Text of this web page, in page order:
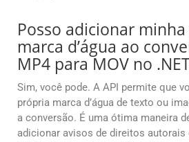
Posso adicionar
marca d’água ao
MP4 para MOV no
Sim, você pode. A API permite que
própria marca d’água de texto ou
a conversão. É uma ótima maneira
adicionar avisos de direitos autorais